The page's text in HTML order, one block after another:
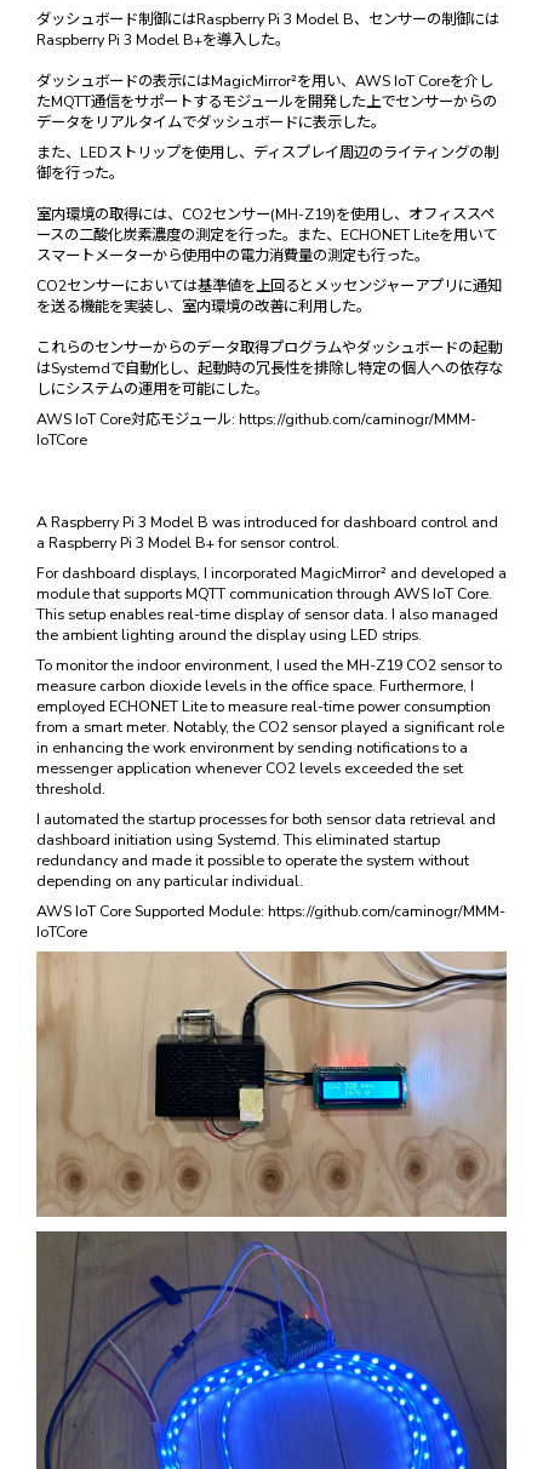
ダッシュボード制御にはRaspberry Pi 3 Model B、センサーの制御には
Raspberry Pi 3 Model B+を導入した。
ダッシュボードの表示にはMagicMirror²を用い、AWS IoT Coreを介し
たMQTT通信をサポートするモジュールを開発した上でセンサーからの
データをリアルタイムでダッシュボードに表示した。
また、LEDストリップを使用し、ディスプレイ周辺のライティングの制
御を行った。
室内環境の取得には、CO2センサー(MH-Z19)を使用し、オフィススペ
ースの二酸化炭素濃度の測定を行った。また、ECHONET Liteを用いて
スマートメーターから使用中の電力消費量の測定も行った。
CO2センサーにおいては基準値を上回るとメッセンジャーアプリに通知
を送る機能を実装し、室内環境の改善に利用した。
これらのセンサーからのデータ取得プログラムやダッシュボードの起動
はSystemdで自動化し、起動時の冗長性を排除し特定の個人への依存な
しにシステムの運用を可能にした。
AWS IoT Core対応モジュール: https://github.com/caminogr/MMM-
IoTCore
A Raspberry Pi 3 Model B was introduced for dashboard control and
a Raspberry Pi 3 Model B+ for sensor control.
For dashboard displays, I incorporated MagicMirror² and developed a
module that supports MQTT communication through AWS IoT Core.
This setup enables real-time display of sensor data. I also managed
the ambient lighting around the display using LED strips.
To monitor the indoor environment, I used the MH-Z19 CO2 sensor to
measure carbon dioxide levels in the office space. Furthermore, I
employed ECHONET Lite to measure real-time power consumption
from a smart meter. Notably, the CO2 sensor played a significant role
in enhancing the work environment by sending notifications to a
messenger application whenever CO2 levels exceeded the set
threshold.
I automated the startup processes for both sensor data retrieval and
dashboard initiation using Systemd. This eliminated startup
redundancy and made it possible to operate the system without
depending on any particular individual.
AWS IoT Core Supported Module: https://github.com/caminogr/MMM-
IoTCore